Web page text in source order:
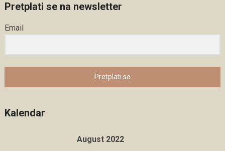
Pretplati se na newsletter
Email
Pretplati se
Kalendar
August 2022